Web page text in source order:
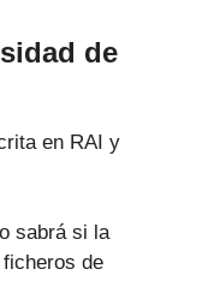
de
en RAI y
sabrá si la
de